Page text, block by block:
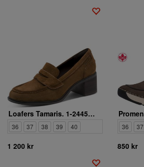
Loafers Tamaris. 1-24455-47-327
36 37 38 39 40
1 200 kr
36 37
850 kr